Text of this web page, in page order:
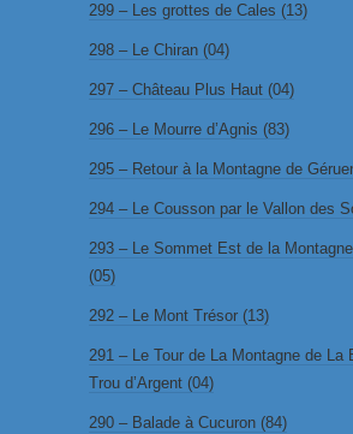
299 – Les grottes de Cales (13)
298 – Le Chiran (04)
297 – Château Plus Haut (04)
296 – Le Mourre d’Agnis (83)
295 – Retour à la Montagne de
294 – Le Cousson par le Vallon des
293 – Le Sommet Est de la
(05)
292 – Le Mont Trésor (13)
291 – Le Tour de La Montagne de La
Trou d’Argent (04)
290 – Balade à Cucuron (84)